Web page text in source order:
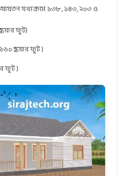
যথাক্রমে ১৩৮ , ১৪৩, ২০৩ ও
ফুট)
স্কয়ার ফুট )
ফুট )